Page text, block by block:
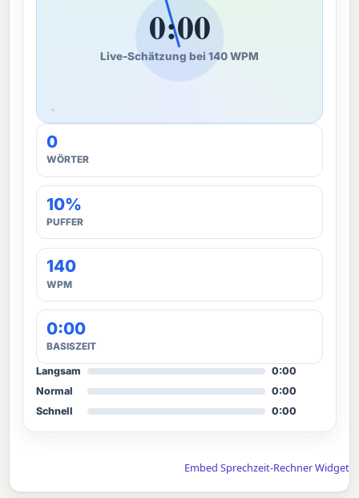
0:00
Live-Schätzung bei 140 WPM
0
WÖRTER
10%
PUFFER
140
WPM
0:00
BASISZEIT
Langsam
0:00
Normal
0:00
Schnell
0:00
Embed Sprechzeit-Rechner Widget